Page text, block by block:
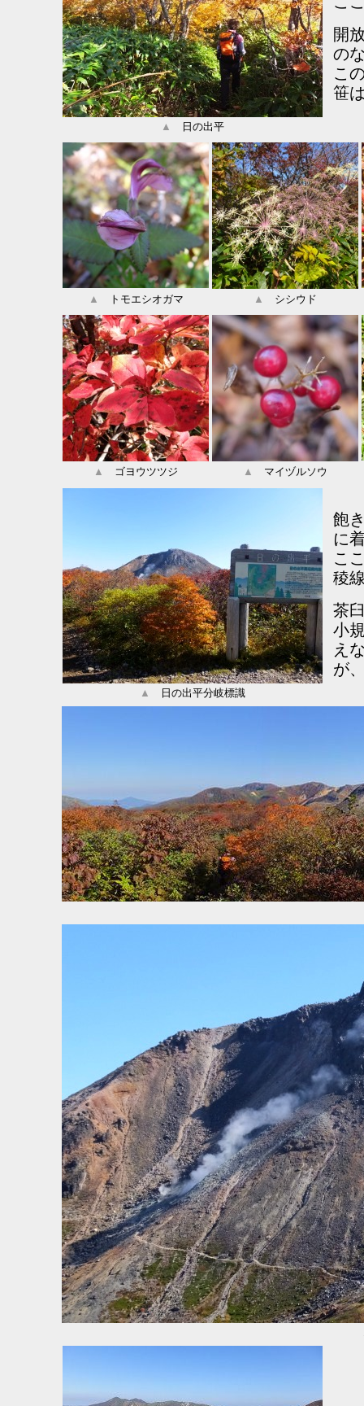
開
の
こ
笹
▲ 日の出平
▲ トモエシオガマ ▲ シシウド
▲ ゴヨウツツジ ▲ マイヅルソウ
飽
に
こ
稜
茶
小
え
が
▲ 日の出平分岐標識